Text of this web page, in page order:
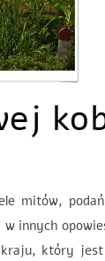
mitów,
innych
który